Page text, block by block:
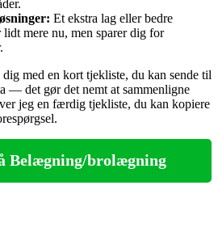
Et ekstra lag eller bedre
mere nu, men sparer dig for
med en kort tjekliste, du kan sende til
— det gør det nemt at sammenligne
jeg en færdig tjekliste, du kan kopiere
Belægning/brolægning